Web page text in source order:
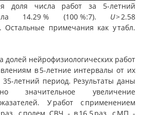
доля числа работ за 5-летний
14.29 % (100 %:7). U> 2.58
Остальные примечания как у табл.
долей нейрофизиологических работ
в 5-летние интервалы от их
летний период. Результаты даны
значительное увеличение
У работ с применением
с полем СВЧ - в 16.5 раз, с МП -